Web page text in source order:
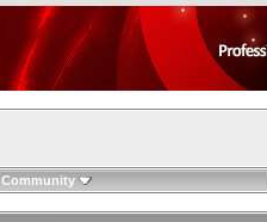
Community